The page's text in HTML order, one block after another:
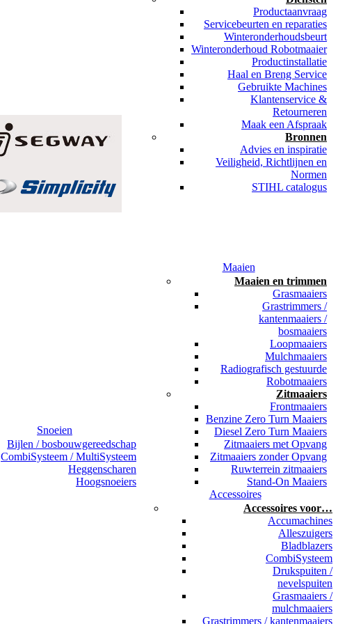
Productaanvraag
Servicebeurten en reparaties
Winteronderhoudsbeurt
Winteronderhoud Robotmaaier
Productinstallatie
Haal en Breng Service
Gebruikte Machines
Klantenservice &
Retourneren
Maak een Afspraak
Bronnen
Advies en inspiratie
Veiligheid, Richtlijnen en
Normen
STIHL catalogus
Snoeien
Bijlen / bosbouwgereedschap
CombiSysteem / MultiSysteem
Heggenscharen
Hoogsnoeiers
Maaien
Maaien en trimmen
Grasmaaiers
Grastrimmers /
kantenmaaiers /
bosmaaiers
Loopmaaiers
Mulchmaaiers
Radiografisch gestuurde
Robotmaaiers
Zitmaaiers
Frontmaaiers
Benzine Zero Turn Maaiers
Diesel Zero Turn Maaiers
Zitmaaiers met Opvang
Zitmaaiers zonder Opvang
Ruwterrein zitmaaiers
Stand-On Maaiers
Accessoires
Accessoires voor…
Accumachines
Alleszuigers
Bladblazers
CombiSysteem
Drukspuiten /
nevelspuiten
Grasmaaiers /
mulchmaaiers
Grastrimmers / kantenmaaiers